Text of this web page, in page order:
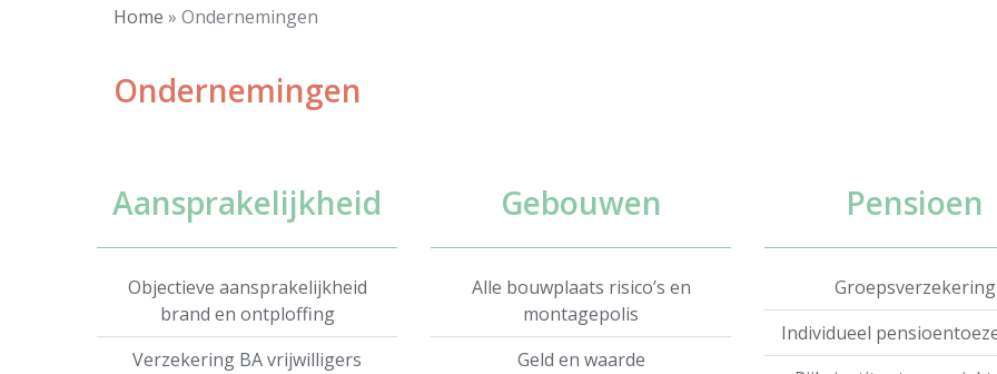
Home » Ondernemingen
Ondernemingen
Producten
Aansprakelijkheid
Objectieve aansprakelijkheid
brand en ontploffing
Verzekering BA vrijwilligers
Gebouwen
Alle bouwplaats risico’s en
montagepolis
Geld en waarde
Pensioen
Groepsverzekering
Individueel